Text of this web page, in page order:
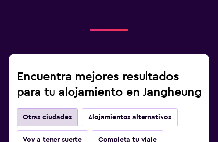
Encuentra mejores resultados
para tu alojamiento en Jangheung
Otras ciudades Alojamientos alternativos
Voy a tener suerte Completa tu viaje